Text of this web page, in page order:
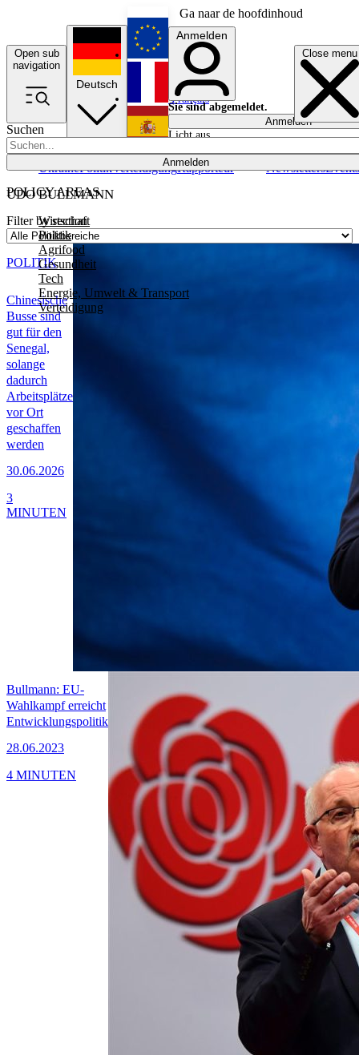
Ga naar de hoofdinhoud
Open sub
navigation
Close menu
Suchen
Anmelden
POLICY AREAS
Wirtschaft
Politik
Agrifood
Gesundheit
Tech
Energie, Umwelt & Transport
Verteidigung
UkrainePolitikVerteidigungRapporteur NewslettersEvents
Deutsch
English
Français
Anmelden
Sie sind abgemeldet.
Anmelden
Licht aus
UDO BULLMANN
Filter by section
Chinesische
Busse sind
gut für den
Senegal,
solange
dadurch
Arbeitsplätze
vor Ort
geschaffen
werden
30.06.2026
POLITIK
3
MINUTEN
Bullmann: EU-
Wahlkampf erreicht
Entwicklungspolitik
28.06.2023
4 MINUTEN